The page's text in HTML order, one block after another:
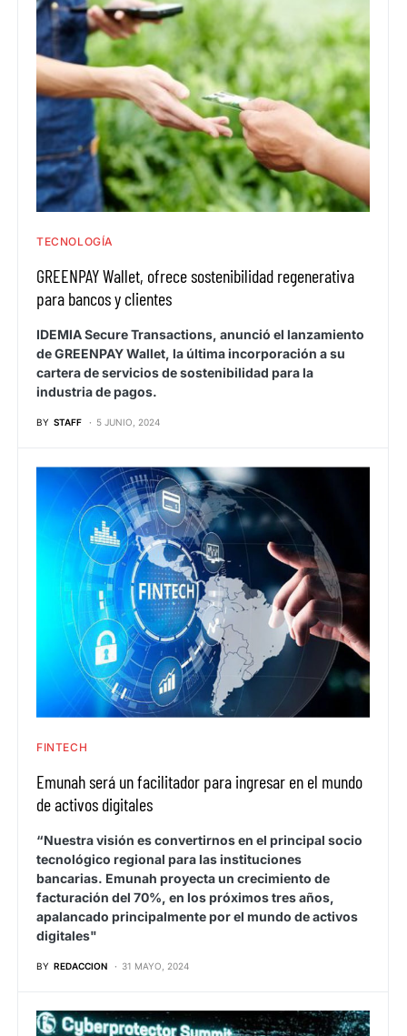
TECNOLOGÍA
GREENPAY Wallet, ofrece sostenibilidad regenerativa
para bancos y clientes
IDEMIA Secure Transactions, anunció el lanzamiento
de GREENPAY Wallet, la última incorporación a su
cartera de servicios de sostenibilidad para la
industria de pagos.
BY STAFF 5 JUNIO, 2024
FINTECH
Emunah será un facilitador para ingresar en el mundo
de activos digitales
“Nuestra visión es convertirnos en el principal socio
tecnológico regional para las instituciones
bancarias. Emunah proyecta un crecimiento de
facturación del 70%, en los próximos tres años,
apalancado principalmente por el mundo de activos
digitales"
BY REDACCION 31 MAYO, 2024